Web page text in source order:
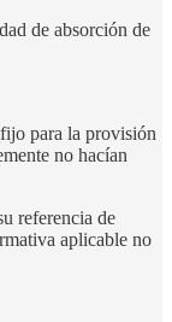
de absorción de
para la provisión
no hacían
referencia de
aplicable no